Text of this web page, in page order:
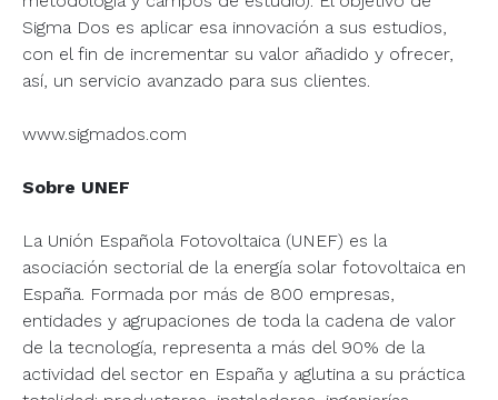
Sigma Dos es aplicar esa innovación a sus estudios,
con el fin de incrementar su valor añadido y ofrecer,
así, un servicio avanzado para sus clientes.
www.sigmados.com
Sobre UNEF
La Unión Española Fotovoltaica (UNEF) es la
asociación sectorial de la energía solar fotovoltaica en
España. Formada por más de 800 empresas,
entidades y agrupaciones de toda la cadena de valor
de la tecnología, representa a más del 90% de la
actividad del sector en España y aglutina a su práctica